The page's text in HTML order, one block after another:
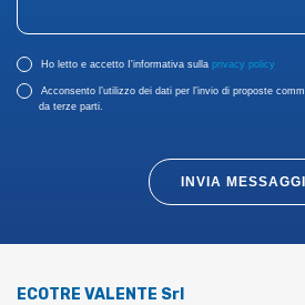
Ho letto e accetto I'informativa sulla privacy policy
Acconsento l’utilizzo dei dati per l’invio di proposte
da terze parti.
INVIA
ECOTRE VALENTE Srl